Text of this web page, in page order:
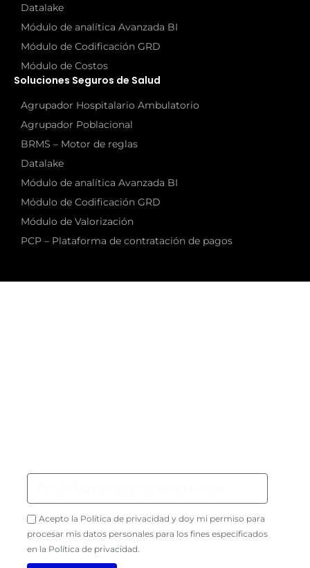
Datalake
Módulo de analítica Avanzada BI
Módulo de Codificación GRD
Módulo de Costos
Soluciones Seguros de Salud
Agrupador Hospitalario Ambulatorio
Agrupador Poblacional
BRMS – Motor de reglas
Datalake
Módulo de analítica Avanzada BI
Módulo de Codificación GRD
Módulo de Valorización
PCP – Plataforma de contratación de pagos
Acepto la Política de privacidad y doy mi permiso para
procesar mis datos personales para los fines especificados
en la Política de privacidad.